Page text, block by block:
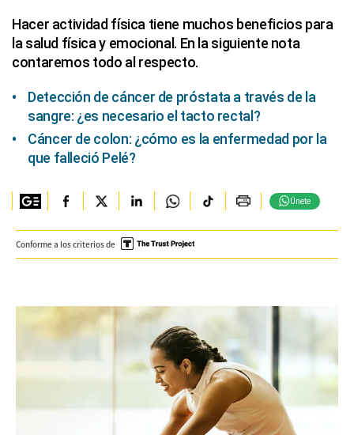
Hacer actividad física tiene muchos beneficios para
la salud física y emocional. En la siguiente nota
contaremos todo al respecto.
Detección de cáncer de próstata a través de la
sangre: ¿es necesario el tacto rectal?
Cáncer de colon: ¿cómo es la enfermedad por la
que falleció Pelé?
Únete
Conforme a los criterios de